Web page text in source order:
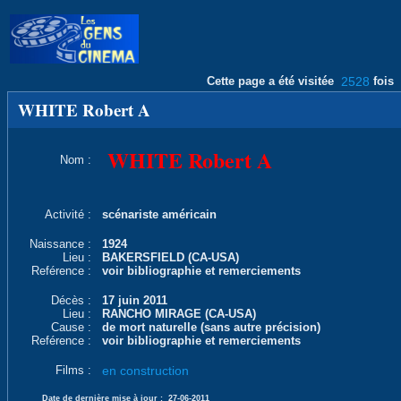
Cette page a été visitée 2528 fois
WHITE Robert A
Nom : WHITE Robert A
Activité : scénariste américain
Naissance :
1924
Lieu :
BAKERSFIELD (CA-USA)
Reférence :
voir bibliographie et remerciements
Décès :
17 juin 2011
Lieu :
RANCHO MIRAGE (CA-USA)
Cause :
de mort naturelle (sans autre précision)
Reférence :
voir bibliographie et remerciements
Films : en construction
Date de dernière mise à jour : 27-06-2011